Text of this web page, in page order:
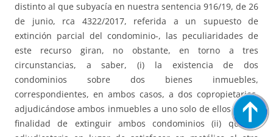
distinto al que subyacía en nuestra sentencia 916/19, de 26
de junio, rca 4322/2017, referida a un supuesto de
extinción parcial del condominio-, las peculiaridades de
este recurso giran, no obstante, en torno a tres
circunstancias, a saber, (i) la existencia de dos
condominios sobre dos bienes inmuebles,
correspondientes, en ambos casos, a dos copropietarios,
adjudicándose ambos inmuebles a uno solo de ellos con la
finalidad de extinguir ambos condominios (ii) que la